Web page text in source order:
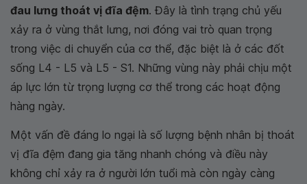
đau lưng thoát vị đĩa đệm. Đây là tình trạng chủ yếu
xảy ra ở vùng thắt lưng, nơi đóng vai trò quan trọng
trong việc di chuyển của cơ thể, đặc biệt là ở các đốt
sống L4 - L5 và L5 - S1. Những vùng này phải chịu một
áp lực lớn từ trọng lượng cơ thể trong các hoạt động
hàng ngày.
Một vấn đề đáng lo ngại là số lượng bệnh nhân bị thoát
vị đĩa đệm đang gia tăng nhanh chóng và điều này
không chỉ xảy ra ở người lớn tuổi mà còn ngày càng